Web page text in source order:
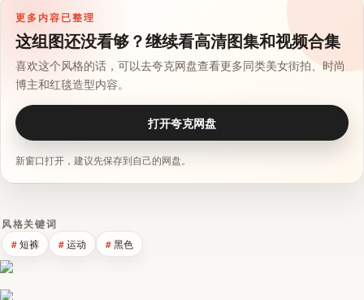
更多内容已整理
这组图还没看够？继续看高清图集和视频合集
喜欢这个风格的话，可以去夸克网盘查看更多同类美女街拍、时尚
博主和红毯造型内容。
打开夸克网盘
新窗口打开，建议先保存到自己的网盘。
风格关键词
短裤 运动 黑色